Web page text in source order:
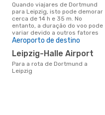
Quando viajares de Dortmund
para Leipzig, isto pode demorar
cerca de 14 h e 35 m. No
entanto, a duração do voo pode
variar devido a outros fatores
Aeroporto de destino
Leipzig-Halle Airport
Para a rota de Dortmund a
Leipzig